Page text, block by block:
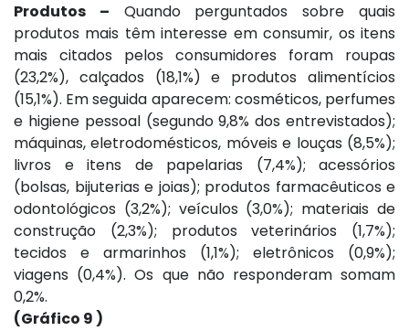
Produtos – Quando perguntados sobre quais
produtos mais têm interesse em consumir, os itens
mais citados pelos consumidores foram roupas
(23,2%), calçados (18,1%) e produtos alimentícios
(15,1%). Em seguida aparecem: cosméticos, perfumes
e higiene pessoal (segundo 9,8% dos entrevistados);
máquinas, eletrodomésticos, móveis e louças (8,5%);
livros e itens de papelarias (7,4%); acessórios
(bolsas, bijuterias e joias); produtos farmacêuticos e
odontológicos (3,2%); veículos (3,0%); materiais de
construção (2,3%); produtos veterinários (1,7%);
tecidos e armarinhos (1,1%); eletrônicos (0,9%);
viagens (0,4%). Os que não responderam somam
0,2%.
(Gráfico 9 )